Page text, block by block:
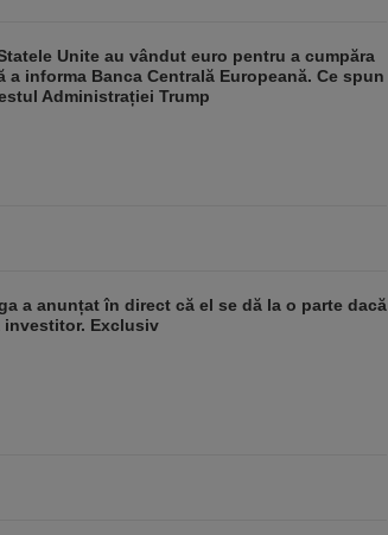
Unite au vândut euro pentru a cumpăra
a informa Banca Centrală Europeană. Ce spun
Administrației Trump
a anunțat în direct că el se dă la o parte dacă
investitor. Exclusiv